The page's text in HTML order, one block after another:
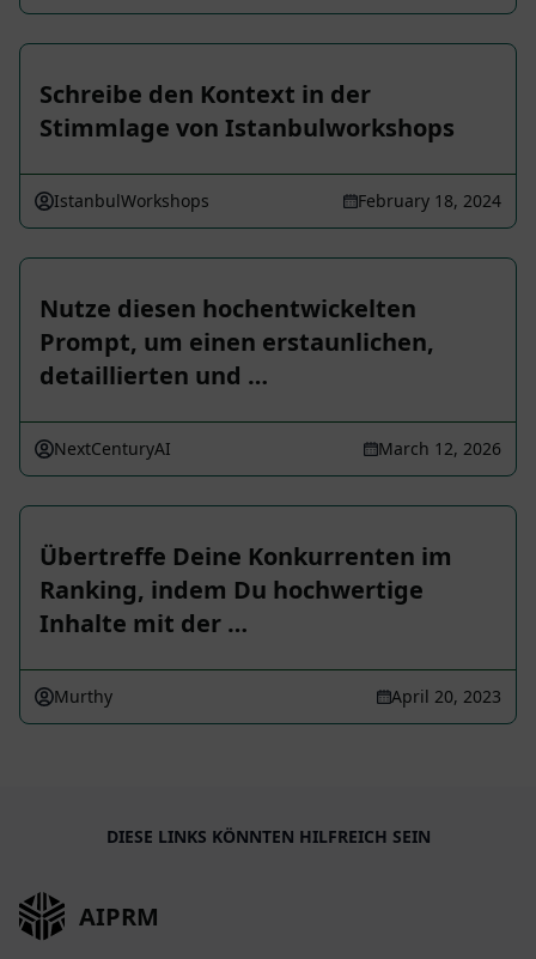
Schreibe den Kontext in der
Stimmlage von Istanbulworkshops
IstanbulWorkshops February 18, 2024
Nutze diesen hochentwickelten
Prompt, um einen erstaunlichen,
detaillierten und …
NextCenturyAI March 12, 2026
Übertreffe Deine Konkurrenten im
Ranking, indem Du hochwertige
Inhalte mit der …
Murthy April 20, 2023
DIESE LINKS KÖNNTEN HILFREICH SEIN
AIPRM